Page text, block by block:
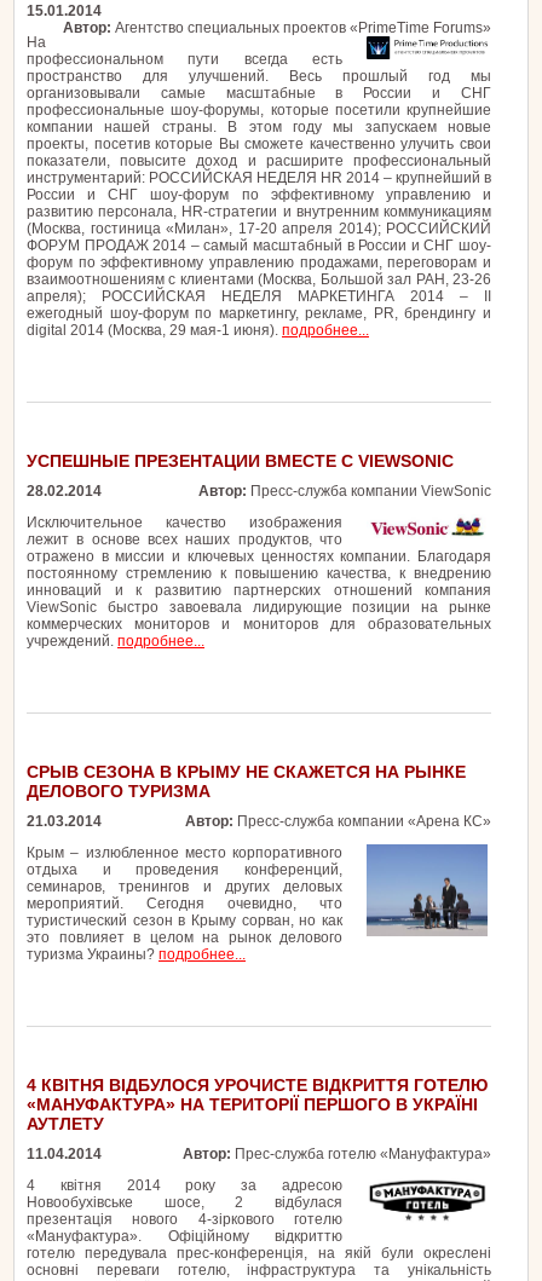
15.01.2014
Автор: Агентство специальных проектов «PrimeTime Forums»
На
профессиональном пути всегда есть
пространство для улучшений. Весь прошлый год мы
организовывали самые масштабные в России и СНГ
профессиональные шоу-форумы, которые посетили крупнейшие
компании нашей страны. В этом году мы запускаем новые
проекты, посетив которые Вы сможете качественно улучить свои
показатели, повысите доход и расширите профессиональный
инструментарий: РОССИЙСКАЯ НЕДЕЛЯ HR 2014 – крупнейший в
России и СНГ шоу-форум по эффективному управлению и
развитию персонала, HR-стратегии и внутренним коммуникациям
(Москва, гостиница «Милан», 17-20 апреля 2014); РОССИЙСКИЙ
ФОРУМ ПРОДАЖ 2014 – самый масштабный в России и СНГ шоу-
форум по эффективному управлению продажами, переговорам и
взаимоотношениям с клиентами (Москва, Большой зал РАН, 23-26
апреля); РОССИЙСКАЯ НЕДЕЛЯ МАРКЕТИНГА 2014 – II
ежегодный шоу-форум по маркетингу, рекламе, PR, брендингу и
digital 2014 (Москва, 29 мая-1 июня). подробнее...
УСПЕШНЫЕ ПРЕЗЕНТАЦИИ ВМЕСТЕ С VIEWSONIC
28.02.2014 Автор: Пресс-служба компании ViewSonic
Исключительное качество изображения
лежит в основе всех наших продуктов, что
отражено в миссии и ключевых ценностях компании. Благодаря
постоянному стремлению к повышению качества, к внедрению
инноваций и к развитию партнерских отношений компания
ViewSonic быстро завоевала лидирующие позиции на рынке
коммерческих мониторов и мониторов для образовательных
учреждений. подробнее...
СРЫВ СЕЗОНА В КРЫМУ НЕ СКАЖЕТСЯ НА РЫНКЕ
ДЕЛОВОГО ТУРИЗМА
21.03.2014 Автор: Пресс-служба компании «Арена КС»
Крым – излюбленное место корпоративного
отдыха и проведения конференций,
семинаров, тренингов и других деловых
мероприятий. Сегодня очевидно, что
туристический сезон в Крыму сорван, но как
это повлияет в целом на рынок делового
туризма Украины? подробнее...
4 КВІТНЯ ВІДБУЛОСЯ УРОЧИСТЕ ВІДКРИТТЯ ГОТЕЛЮ
«МАНУФАКТУРА» НА ТЕРИТОРІЇ ПЕРШОГО В УКРАЇНІ
АУТЛЕТУ
11.04.2014 Автор: Прес-служба готелю «Мануфактура»
4 квітня 2014 року за адресою
Новообухівське шосе, 2 відбулася
презентація нового 4-зіркового готелю
«Мануфактура». Офіційному відкриттю
готелю передувала прес-конференція, на якій були окреслені
основні переваги готелю, інфраструктура та унікальність